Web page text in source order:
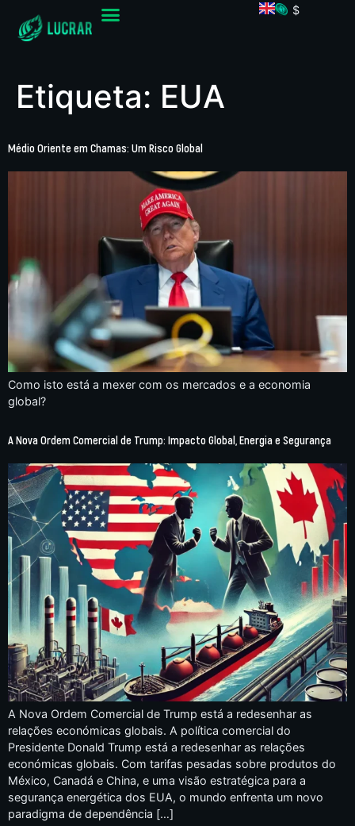
$
Etiqueta: EUA
Médio Oriente em Chamas: Um Risco Global
Como isto está a mexer com os mercados e a economia
global?
A Nova Ordem Comercial de Trump: Impacto Global, Energia e Segurança
A Nova Ordem Comercial de Trump está a redesenhar as
relações económicas globais. A política comercial do
Presidente Donald Trump está a redesenhar as relações
económicas globais. Com tarifas pesadas sobre produtos do
México, Canadá e China, e uma visão estratégica para a
segurança energética dos EUA, o mundo enfrenta um novo
paradigma de dependência […]